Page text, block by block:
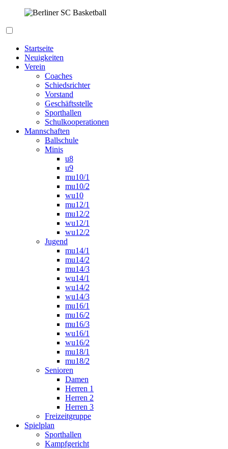
springen
Startseite
Neuigkeiten
Verein
Coaches
Schiedsrichter
Vorstand
Geschäftsstelle
Sporthallen
Schulkooperationen
Mannschaften
Ballschule
Minis
u8
u9
mu10/1
mu10/2
wu10
mu12/1
mu12/2
wu12/1
wu12/2
Jugend
mu14/1
mu14/2
mu14/3
wu14/1
wu14/2
wu14/3
mu16/1
mu16/2
mu16/3
wu16/1
wu16/2
mu18/1
mu18/2
Senioren
Damen
Herren 1
Herren 2
Herren 3
Freizeitgruppe
Spielplan
Sporthallen
Kampfgericht